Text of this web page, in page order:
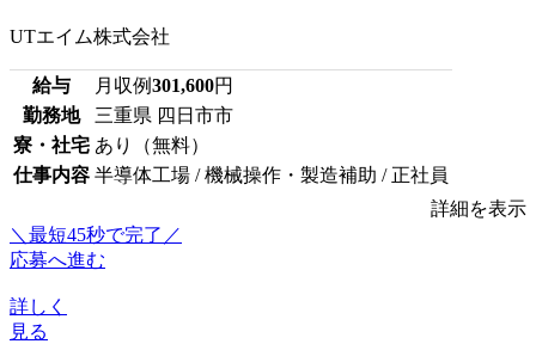
UTエイム株式会社
給与 月収例301,600円
勤務地
三重県 四日市市
寮・社宅 あり（無料）
仕事内容 半導体工場 / 機械操作・製造補助 / 正社員
詳細を表示
＼最短45秒で完了／
応募へ進む
詳しく
見る